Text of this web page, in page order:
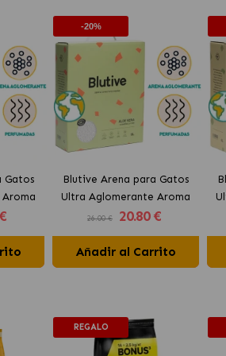
Gatos
-20%
Blutive Arena para Gatos
Ultra Aglomerante Aroma
Aloe Vera
26.00 € 20.80 €
Añadir al Carrito
REGALO